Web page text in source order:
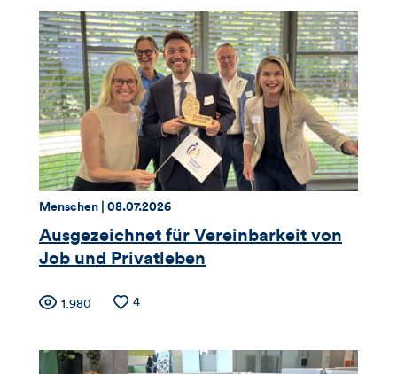
für
Views,
Likes
und
Kommentare
dieses
Artikels
Thema:
Menschen | Datum:
08.07.2026
Ausgezeichnet für Vereinbarkeit von
Job und Privatleben
Zähler
für
Anzahl
1.980
Anzahl
4